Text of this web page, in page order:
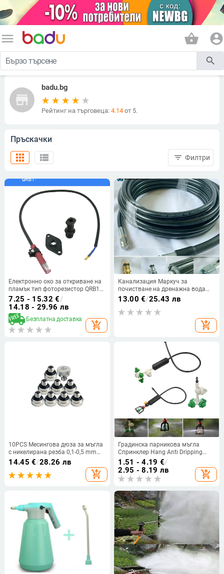
menu shopping_basket account_circle
search
store
badu.bg
Рейтинг на търговеца: 4.14от 5.
Пръскачки
view_list
apps filter_list Филтри
Електронно око за откриване на
пламък тип фоторезистор QRB1
за дизелови двигатели с
вътрешно горене, устойчиво на
високи температури
7.25 - 15.32 €/
14.18 - 29.96 лв
Безплатна доставка
add_shopping_cart
Канализация Маркуч за
почистване на дренажна вода
Комплект за почистване на
тръби с високо налягане Шайба
за миене Накрайник за маркуч
Шайба за перална машина
13.00 €/25.43 лв
add_shopping_cart
10PCS Месингова дюза за мъгла
с никелирана резба 0,1-0,5 mm
Дюза за мъгла с отвор Mister
Parts за система за мъгла
Външно охлаждане
14.45 €/28.26 лв
add_shopping_cart
Градинска парникова мъгла
Спринклер Hang Anti Dripping
Дюза за пулверизиране
Напоителна система
Овлажняване Охлаждане
Обезпрашаване
1.51 - 4.19 €/
2.95 - 8.19 лв
add_shopping_cart